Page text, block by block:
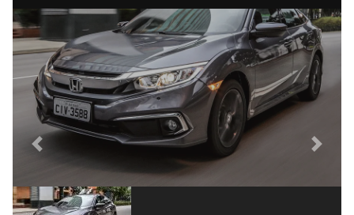
procurados em 2019
Previous Next